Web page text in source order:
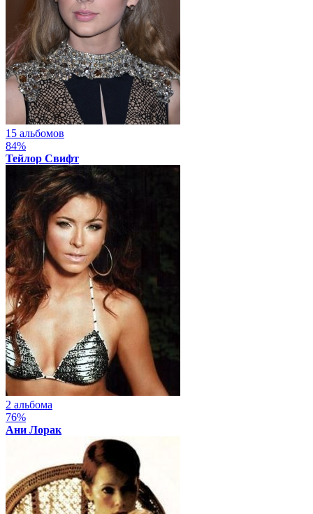
15 альбомов
84%
Тейлор Свифт
2 альбома
76%
Ани Лорак